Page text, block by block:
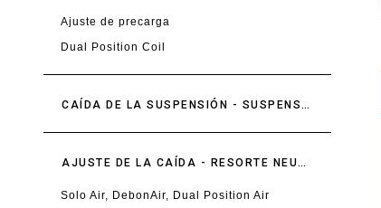
Ajuste de precarga
Dual Position Coil
CAÍDA DE LA SUSPENSIÓN - SUSPENSIÓN DELANTERA
AJUSTE DE LA CAÍDA - RESORTE NEUMÁTICO - SUSPENSIÓN DELANTERA
Solo Air, DebonAir, Dual Position Air